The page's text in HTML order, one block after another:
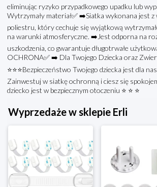
eliminując ryzyko przypadkowego upadku lub
Wytrzymały materiał✅ ➡️Siatka wykonana jest z
poliestru, który cechuje się wyjątkową
na warunki atmosferyczne. ➡️Jest odporna na
uszkodzenia, co gwarantuje długotrwałe
OCHRONA✅ ➡️ Dla Twojego Dziecka oraz
⭐⭐⭐Bezpieczeństwo Twojego dziecka jest dla
Zainwestuj w siatkę ochronną i ciesz się
dziecko jest w bezpiecznym otoczeniu ⭐ ⭐ ⭐
Wyprzedaże w sklepie Erli